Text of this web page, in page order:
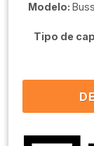
Modelo:
Tipo de